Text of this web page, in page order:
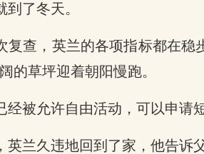
了冬天。
复查，英兰的各项指标都在
的草坪迎着朝阳慢跑。
经被允许自由活动，可以申请
英兰久违地回到了家，他告诉